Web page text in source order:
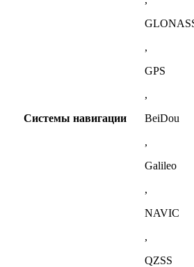
Системы навигации
,
GPS
,
BeiDou
,
Galileo
,
NAVIC
,
QZSS